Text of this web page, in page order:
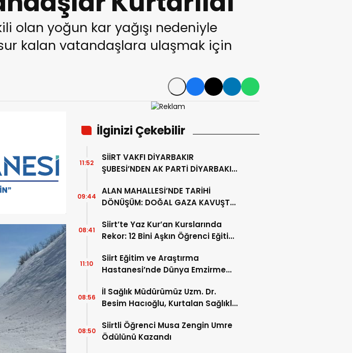
olan yoğun kar yağışı nedeniyle
kalan vatandaşlara ulaşmak için
İlginizi Çekebilir
SİİRT VAKFI DİYARBAKIR
ŞUBESİ’NDEN AK PARTİ DİYARBAKIR
ZİYARETİ
11:52
ALAN MAHALLESİ’NDE TARİHİ
DÖNÜŞÜM: DOĞAL GAZA KAVUŞTU,
09:44
Siirt’te Yaz Kur’an Kurslarında
Rekor: 12 Bini Aşkın Öğrenci Eğitim
08:41
Siirt Eğitim ve Araştırma
Hastanesi’nde Dünya Emzirme
11:10
İl Sağlık Müdürümüz Uzm. Dr.
Besim Hacıoğlu, Kurtalan Sağlıklı
08:56
Siirtli Öğrenci Musa Zengin Umre
Ödülünü Kazandı
08:50